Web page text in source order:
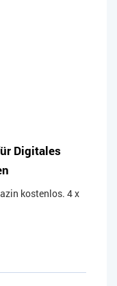
Digitales
kostenlos. 4 x